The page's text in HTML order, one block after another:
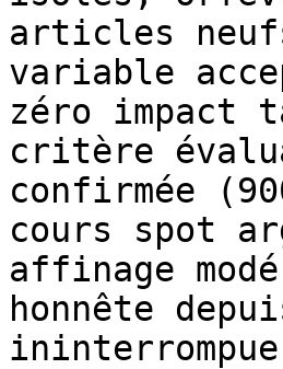
articles
variable
zéro impact
critère
confirmée
cours spot
affinage
honnête